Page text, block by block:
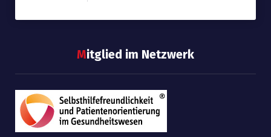
Mitglied im Netzwerk